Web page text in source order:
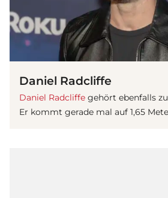
Daniel Radcliffe
Daniel Radcliffe gehört ebenfalls
Er kommt gerade mal auf 1,65